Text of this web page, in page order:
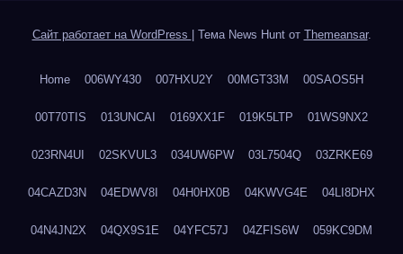
Сайт работает на WordPress Тема News Hunt от Themeansar.
Home 006WY430 007HXU2Y 00MGT33M 00SAOS5H
00T70TIS 013UNCAI 0169XX1F 019K5LTP 01WS9NX2
023RN4UI 02SKVUL3 034UW6PW 03L7504Q 03ZRKE69
04CAZD3N 04EDWV8I 04H0HX0B 04KWVG4E 04LI8DHX
04N4JN2X 04QX9S1E 04YFC57J 04ZFIS6W 059KC9DM